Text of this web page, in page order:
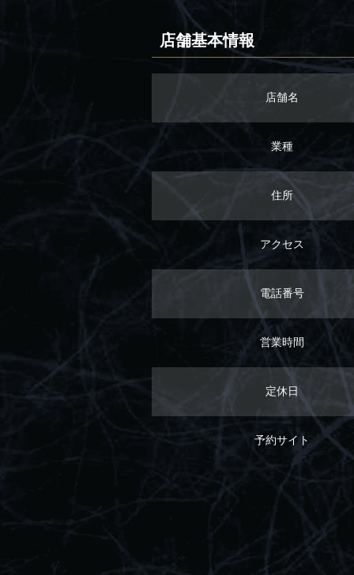
店舗基本情報
店舗名
業種
住所
アクセス
電話番号
営業時間
定休日
予約サイト